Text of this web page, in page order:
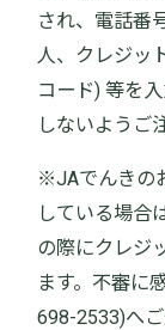
され、電話番
人、クレジッ
コード) 等を
しないようご
※JAでんきの
している場合
の際にクレジ
ます。不審に
698-2533)へご